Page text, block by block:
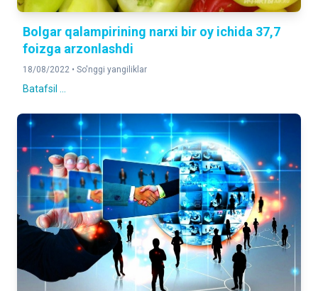
Bolgar qalampirining narxi bir oy ichida 37,7
foizga arzonlashdi
18/08/2022 • So'nggi yangiliklar
Batafsil ...